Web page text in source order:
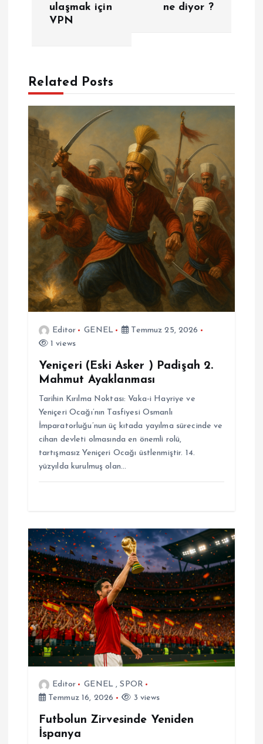
z
n
m
e
s
ulaşmak için
VPN
ne diyor ?
Related Posts
Editor GENEL
Temmuz 25, 2026
1 views
Yeniçeri (Eski Asker ) Padişah 2.
Mahmut Ayaklanması
Tarihin Kırılma Noktası: Vaka-i Hayriye ve
Yeniçeri Ocağı’nın Tasfiyesi Osmanlı
İmparatorluğu’nun üç kıtada yayılma sürecinde ve
cihan devleti olmasında en önemli rolü,
tartışmasız Yeniçeri Ocağı üstlenmiştir. 14.
yüzyılda kurulmuş olan…
Editor GENEL,SPOR
Temmuz 16, 2026
3 views
Futbolun Zirvesinde Yeniden
İspanya